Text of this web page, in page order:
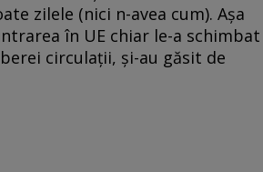
zilele (nici n-avea cum). Aşa
în UE chiar le-a schimbat
circulaţii, şi-au găsit de